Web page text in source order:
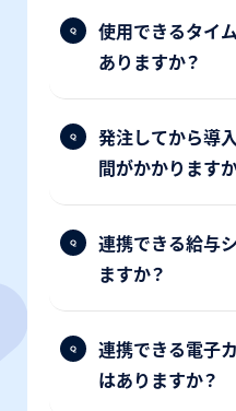
使用できるタイ
ありますか？
発注してから導
間がかかります
連携できる給与
ますか？
連携できる電子
はありますか？